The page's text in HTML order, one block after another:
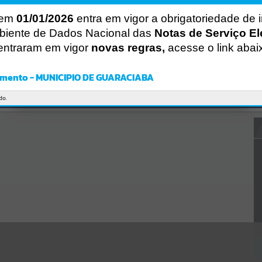
01/01/2026 entra em vigor a obrigatoriedade de
de Dados Nacional das Notas de Serviço
em vigor novas regras, acesse o link
- MUNICIPIO DE GUARACIABA
CÓDIGO DA MENSAGEM: EST-000040
Ocorreu um erro de script:
Uncaught SyntaxError: Unexpected token '('
https://guaraciaba.atende.net/cidadao/pagina/static/bundle/wpo_in
dex_2_base_l2_portal_editores_sync_d9fb77cfd5741fafc9972edc7a6
Verificar Mais Detalhes